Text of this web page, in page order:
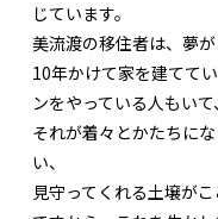
じています。
美流渡の移住者は、夢
10年かけて家を建てて
ンをやっている人もいて、
それが着々とかたちに
い、
見守ってくれる土壌が